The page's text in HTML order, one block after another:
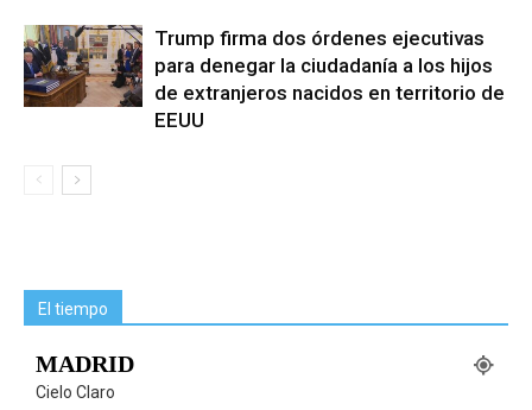
Trump firma dos órdenes ejecutivas
para denegar la ciudadanía a los hijos
de extranjeros nacidos en territorio de
EEUU
El tiempo
MADRID
Cielo Claro